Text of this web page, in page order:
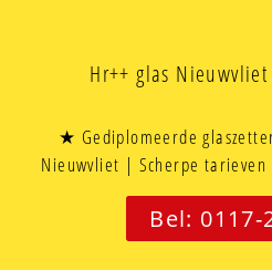
Hr++ glas
★ Gediplomeerde
Nieuwvliet | Scherpe
Bel: 0117-